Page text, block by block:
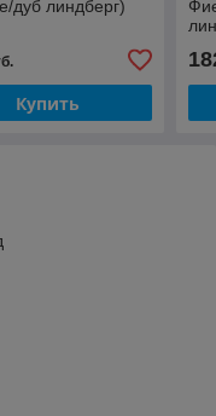
дуб линдберг)
Купить